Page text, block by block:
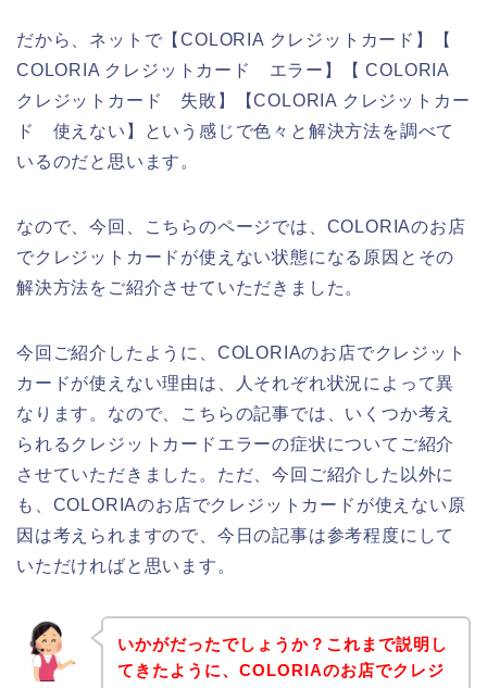
だから、ネットで【COLORIA クレジットカード】【
COLORIA クレジットカード エラー】【 COLORIA
クレジットカード 失敗】【COLORIA クレジットカー
ド 使えない】という感じで色々と解決方法を調べて
いるのだと思います。
なので、今回、こちらのページでは、COLORIAのお店
でクレジットカードが使えない状態になる原因とその
解決方法をご紹介させていただきました。
今回ご紹介したように、COLORIAのお店でクレジット
カードが使えない理由は、人それぞれ状況によって異
なります。なので、こちらの記事では、いくつか考え
られるクレジットカードエラーの症状についてご紹介
させていただきました。ただ、今回ご紹介した以外に
も、COLORIAのお店でクレジットカードが使えない原
因は考えられますので、今日の記事は参考程度にして
いただければと思います。
いかがだったでしょうか？これまで説明し
てきたように、COLORIAのお店でクレジ